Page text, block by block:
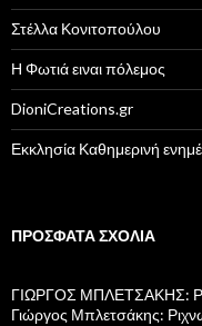
Στέλλα Κονιτοπούλου
Η Φωτιά ειναι πόλεμος
DioniCreations.gr
Εκκλησία Καθημερινή
ΠΡΌΣΦΑΤΑ ΣΧΌΛΙΑ
ΓΙΩΡΓΟΣ ΜΠΛΕΤΣΑΚΗΣ:
Γιώργος Μπλετσάκης: